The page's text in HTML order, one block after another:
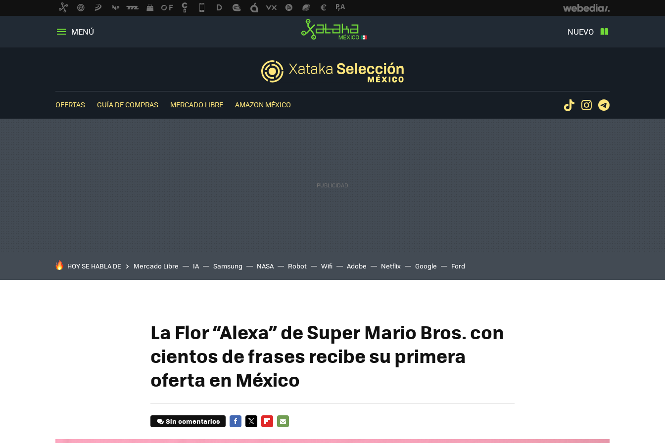
MENÚ NUEVO
OFERTAS GUÍA DE COMPRAS MERCADO LIBRE AMAZON MÉXICO TiktokInstagram
HOY SE HABLA DE Mercado Libre IA Samsung NASA Robot Wifi Adobe Netflix Google Ford
La Flor “Alexa” de Super Mario Bros. con
cientos de frases recibe su primera
oferta en México
Sin comentarios